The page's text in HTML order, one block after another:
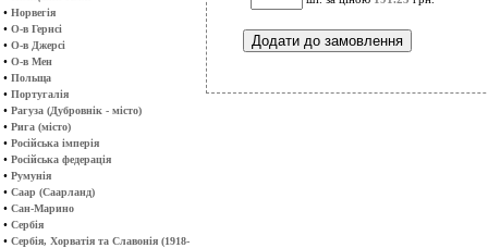
• Норвегія
• О-в Гернсі
• О-в Джерсі
• О-в Мен
• Польща
• Португалія
• Рагуза (Дубровнік - місто)
• Рига (місто)
• Російська імперія
• Російська федерація
• Румунія
• Саар (Саарланд)
• Сан-Марино
• Сербія
• Сербія, Хорватія та Славонія (1918-